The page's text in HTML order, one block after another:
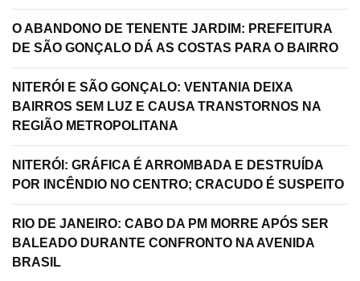
O ABANDONO DE TENENTE JARDIM: PREFEITURA
DE SÃO GONÇALO DÁ AS COSTAS PARA O BAIRRO
NITERÓI E SÃO GONÇALO: VENTANIA DEIXA
BAIRROS SEM LUZ E CAUSA TRANSTORNOS NA
REGIÃO METROPOLITANA
NITERÓI: GRÁFICA É ARROMBADA E DESTRUÍDA
POR INCÊNDIO NO CENTRO; CRACUDO É SUSPEITO
RIO DE JANEIRO: CABO DA PM MORRE APÓS SER
BALEADO DURANTE CONFRONTO NA AVENIDA
BRASIL